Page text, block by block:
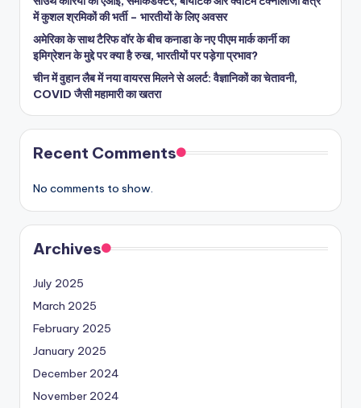
में कुशल श्रमिकों की भर्ती – भारतीयों के लिए अवसर
अमेरिका के साथ टैरिफ वॉर के बीच कनाडा के नए पीएम मार्क कार्नी का
इमिग्रेशन के मुद्दे पर क्या है रुख, भारतीयों पर पड़ेगा प्रभाव?
चीन में वुहान लैब में नया वायरस मिलने से अलर्ट: वैज्ञानिकों का चेतावनी,
COVID जैसी महामारी का खतरा
Recent Comments
No comments to show.
Archives
July 2025
March 2025
February 2025
January 2025
December 2024
November 2024